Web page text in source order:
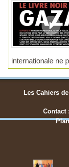
internationale ne
Les Cahiers
Contact